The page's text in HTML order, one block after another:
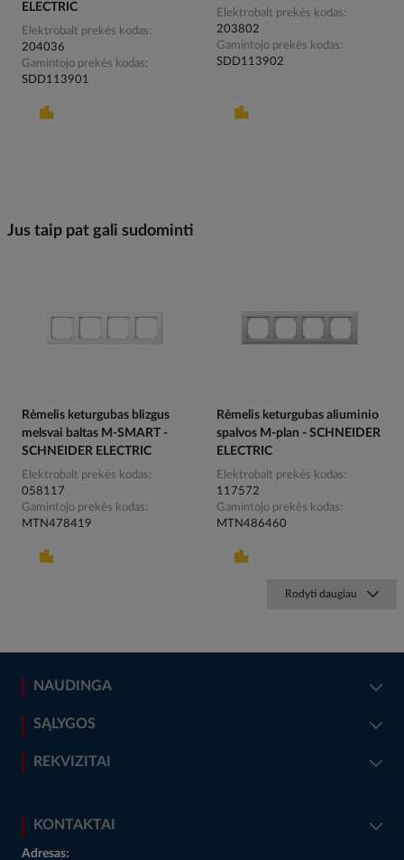
ELECTRIC
Elektrobalt prekės kodas
204036
Gamintojo prekės kodas
SDD113901
Elektrobalt prekės kodas
203802
Gamintojo prekės kodas
SDD113902
Jus taip pat gali sudominti
Rėmelis keturgubas blizgus
melsvai baltas M-SMART -
SCHNEIDER ELECTRIC
Elektrobalt prekės kodas
058117
Gamintojo prekės kodas
MTN478419
Rėmelis keturgubas aliuminio
spalvos M-plan - SCHNEIDER
ELECTRIC
Elektrobalt prekės kodas
117572
Gamintojo prekės kodas
MTN486460
Rodyti daugiau
NAUDINGA
SĄLYGOS
REKVIZITAI
KONTAKTAI
Adresas: